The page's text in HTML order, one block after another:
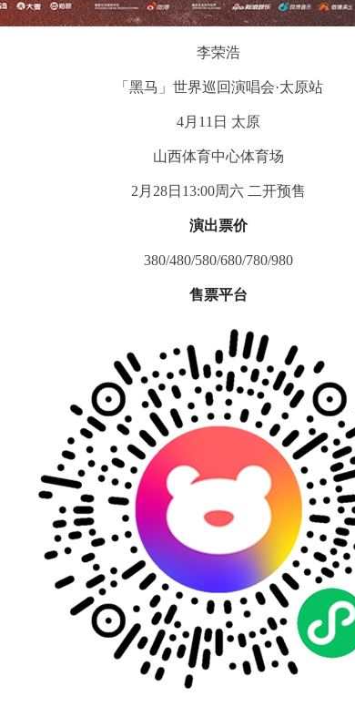
李荣浩
「黑马」世界巡回演唱会·太原站
4月11日 太原
山西体育中心体育场
2月28日13:00周六 二开预售
演出票价
380/480/580/680/780/980
售票平台